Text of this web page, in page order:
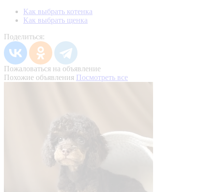
Как выбрать котенка
Как выбрать щенка
Поделиться:
Пожаловаться на объявление
Похожие объявления Посмотреть все